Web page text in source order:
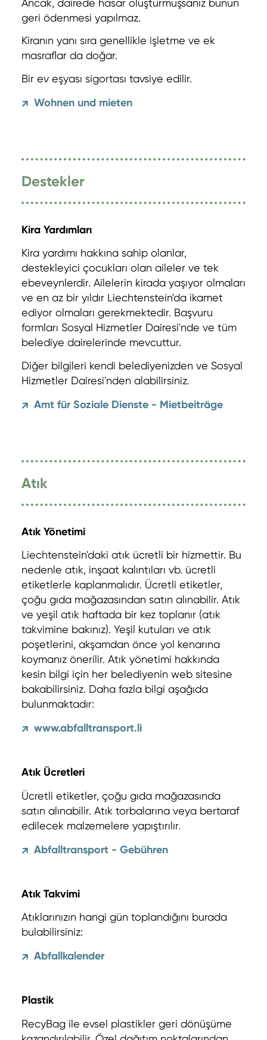
geri ödenmesi yapılmaz.
Kiranın yanı sıra genellikle işletme ve ek
masraflar da doğar.
Bir ev eşyası sigortası tavsiye edilir.
↗ Wohnen und mieten
Destekler
Kira Yardımları
Kira yardımı hakkına sahip olanlar,
destekleyici çocukları olan aileler ve tek
ebeveynlerdir. Ailelerin kirada yaşıyor olmaları
ve en az bir yıldır Liechtenstein'da ikamet
ediyor olmaları gerekmektedir. Başvuru
formları Sosyal Hizmetler Dairesi'nde ve tüm
belediye dairelerinde mevcuttur.
Diğer bilgileri kendi belediyenizden ve Sosyal
Hizmetler Dairesi'nden alabilirsiniz.
↗ Amt für Soziale Dienste - Mietbeiträge
Atık
Atık Yönetimi
Liechtenstein'daki atık ücretli bir hizmettir. Bu
nedenle atık, inşaat kalıntıları vb. ücretli
etiketlerle kaplanmalıdır. Ücretli etiketler,
çoğu gıda mağazasından satın alınabilir. Atık
ve yeşil atık haftada bir kez toplanır (atık
takvimine bakınız). Yeşil kutuları ve atık
poşetlerini, akşamdan önce yol kenarına
koymanız önerilir. Atık yönetimi hakkında
kesin bilgi için her belediyenin web sitesine
bakabilirsiniz. Daha fazla bilgi aşağıda
bulunmaktadır:
↗ www.abfalltransport.li
Atık Ücretleri
Ücretli etiketler, çoğu gıda mağazasında
satın alınabilir. Atık torbalarına veya bertaraf
edilecek malzemelere yapıştırılır.
↗ Abfalltransport - Gebühren
Atık Takvimi
Atıklarınızın hangi gün toplandığını burada
bulabilirsiniz:
↗ Abfallkalender
Plastik
RecyBag ile evsel plastikler geri dönüşüme